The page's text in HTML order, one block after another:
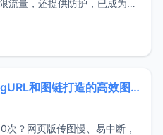
流量，还提供防护，已成为了
？这就不得不提CloudFlare免
问题：强制D
Zpic Client 发布：专为ImgURL和图链打造的高效图床客户端
？网页版传图慢、易中断，